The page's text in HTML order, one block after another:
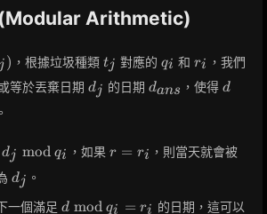
(Modular Arithmetic)
) ，根據垃圾種類 t_j
tj 對應的 q_i
qi 和r_i
ri ，我們
等於丟棄日期 d_j
dj 的日期 d_{ans}
dans ，使得 d
。
dj mod qi ，如果 r
r = ri ，則當天就會被
d_j
dj 。
一個滿足 d
d mod qi = ri 的日期，這可以